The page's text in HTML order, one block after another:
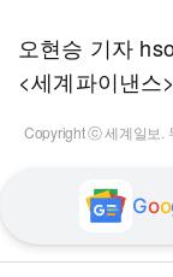
오현승 기자
<세계파이낸스>
Copyright ⓒ 세계일보.
Goo